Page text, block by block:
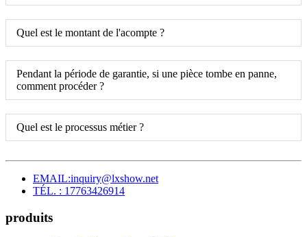
Quel est le montant de l'acompte ?
Pendant la période de garantie, si une pièce tombe en panne,
comment procéder ?
Quel est le processus métier ?
EMAIL:inquiry@lxshow.net
TÉL. : 17763426914
produits